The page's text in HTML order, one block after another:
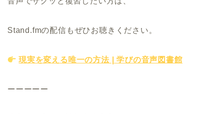
Stand.fmの配信もぜひお聴きください。
現実を変える唯一の方法 | 学びの音声図書館
ーーーーー